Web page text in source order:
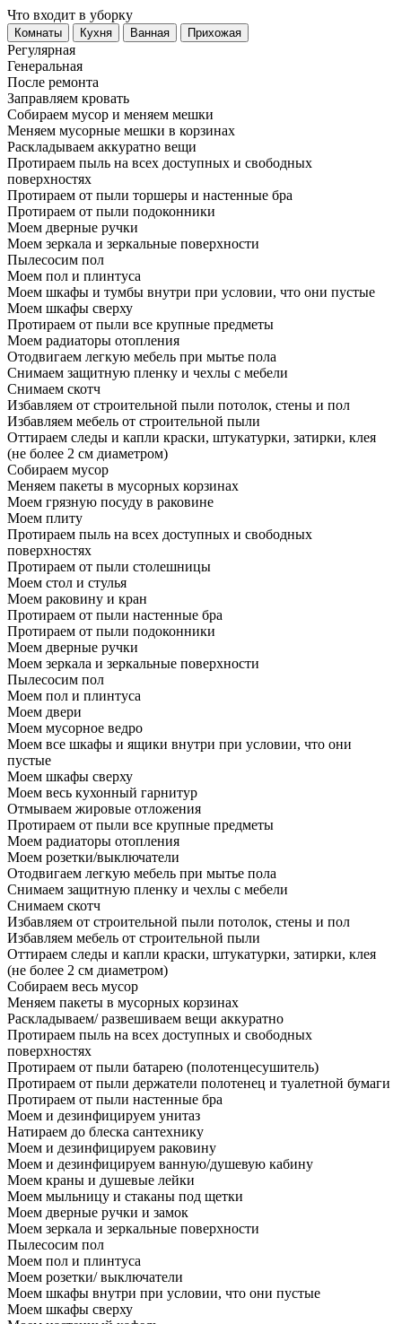
Что входит в уборку
Регу­лярная
Гене­ральная
После ремонта
Заправляем кровать
Собираем мусор и меняем мешки
Меняем мусорные мешки в корзинах
Раскладываем аккуратно вещи
Протираем пыль на всех доступных и свободных
поверхностях
Протираем от пыли торшеры и настенные бра
Протираем от пыли подоконники
Моем дверные ручки
Моем зеркала и зеркальные поверхности
Пылесосим пол
Моем пол и плинтуса
Моем шкафы и тумбы внутри при условии, что они пустые
Моем шкафы сверху
Протираем от пыли все крупные предметы
Моем радиаторы отопления
Отодвигаем легкую мебель при мытье пола
Снимаем защитную пленку и чехлы с мебели
Снимаем скотч
Избавляем от строительной пыли потолок, стены и пол
Избавляем мебель от строительной пыли
Оттираем следы и капли краски, штукатурки, затирки, клея
(не более 2 см диаметром)
Собираем мусор
Меняем пакеты в мусорных корзинах
Моем грязную посуду в раковине
Моем плиту
Протираем пыль на всех доступных и свободных
поверхностях
Протираем от пыли столешницы
Моем стол и стулья
Моем раковину и кран
Протираем от пыли настенные бра
Протираем от пыли подоконники
Моем дверные ручки
Моем зеркала и зеркальные поверхности
Пылесосим пол
Моем пол и плинтуса
Моем двери
Моем мусорное ведро
Моем все шкафы и ящики внутри при условии, что они
пустые
Моем шкафы сверху
Моем весь кухонный гарнитур
Отмываем жировые отложения
Протираем от пыли все крупные предметы
Моем радиаторы отопления
Моем розетки/выключатели
Отодвигаем легкую мебель при мытье пола
Снимаем защитную пленку и чехлы с мебели
Снимаем скотч
Избавляем от строительной пыли потолок, стены и пол
Избавляем мебель от строительной пыли
Оттираем следы и капли краски, штукатурки, затирки, клея
(не более 2 см диаметром)
Собираем весь мусор
Меняем пакеты в мусорных корзинах
Раскладываем/ развешиваем вещи аккуратно
Протираем пыль на всех доступных и свободных
поверхностях
Протираем от пыли батарею (полотенцесушитель)
Протираем от пыли держатели полотенец и туалетной бумаги
Протираем от пыли настенные бра
Моем и дезинфицируем унитаз
Натираем до блеска сантехнику
Моем и дезинфицируем раковину
Моем и дезинфицируем ванную/душевую кабину
Моем краны и душевые лейки
Моем мыльницу и стаканы под щетки
Моем дверные ручки и замок
Моем зеркала и зеркальные поверхности
Пылесосим пол
Моем пол и плинтуса
Моем розетки/ выключатели
Моем шкафы внутри при условии, что они пустые
Моем шкафы сверху